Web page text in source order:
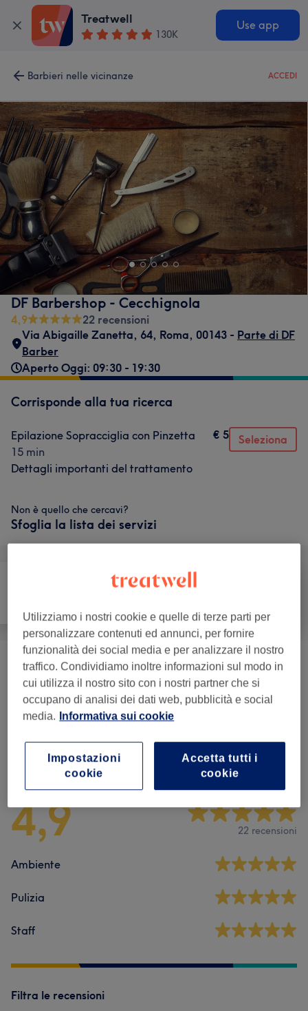
Treatwell
130K
Use app
Barbieri nelle vicinanze ACCEDI
DF Barbershop - Cecchignola
4,9
22 recensioni
Via Abigaille Zanetta, 64, Roma, 00143 - Parte di DF
Barber
Aperto Oggi: 09:30 - 19:30
Corrisponde alla tua ricerca
Epilazione Sopracciglia con Pinzetta
15 min
Dettagli importanti del trattamento
€ 5 Seleziona
Non è quello che cercavi?
Sfoglia la lista dei servizi
Depilazione Viso (1) € 5
Trattamenti Viso (1) € 10
Recensioni salone
4,9 22 recensioni
Ambiente
Pulizia
Staff
Filtra le recensioni
Utilizziamo i nostri cookie e quelle di terze parti per
personalizzare contenuti ed annunci, per fornire
funzionalità dei social media e per analizzare il nostro
traffico. Condividiamo inoltre informazioni sul modo in
cui utilizza il nostro sito con i nostri partner che si
occupano di analisi dei dati web, pubblicità e social
media. Informativa sui cookie
Accetta tutti i
cookie
Impostazioni
cookie